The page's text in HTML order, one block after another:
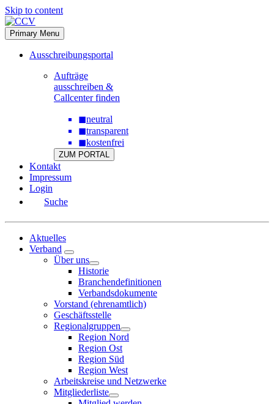
Skip to content
Primary Menu
Ausschreibungsportal
Aufträge
ausschreiben &
Callcenter finden
◼neutral
◼transparent
◼kostenfrei
ZUM PORTAL
Kontakt
Impressum
Login
Suche
Aktuelles
Verband
Über uns
Historie
Branchendefinitionen
Verbandsdokumente
Vorstand (ehrenamtlich)
Geschäftsstelle
Regionalgruppen
Region Nord
Region Ost
Region Süd
Region West
Arbeitskreise und Netzwerke
Mitgliederliste